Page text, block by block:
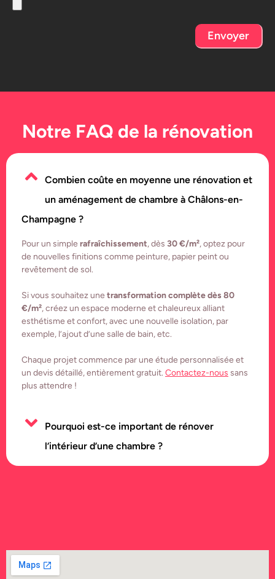
Envoyer
Notre FAQ de la rénovation
Combien coûte en moyenne une rénovation et
un aménagement de chambre à Châlons-en-
Champagne ?
Pour un simple rafraîchissement, dès 30 €/m², optez pour
de nouvelles finitions comme peinture, papier peint ou
revêtement de sol.
Si vous souhaitez une transformation complète dès 80
€/m², créez un espace moderne et chaleureux alliant
esthétisme et confort, avec une nouvelle isolation, par
exemple, l’ajout d’une salle de bain, etc.
Chaque projet commence par une étude personnalisée et
un devis détaillé, entièrement gratuit. Contactez-nous sans
plus attendre !
Pourquoi est-ce important de rénover
l’intérieur d’une chambre ?